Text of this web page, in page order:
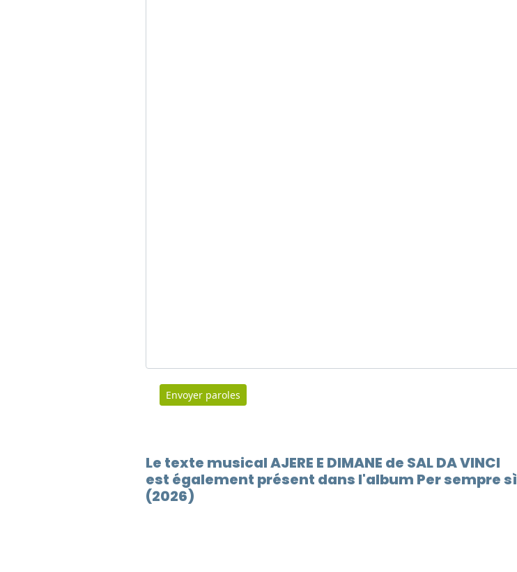
Envoyer paroles
Le texte musical AJERE E DIMANE de SAL DA VINCI
est également présent dans l'album Per sempre sì
(2026)